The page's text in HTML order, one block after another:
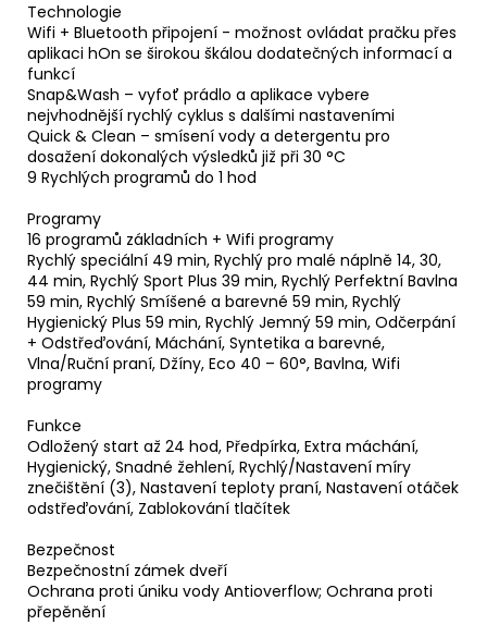
Technologie
Wifi + Bluetooth připojení - možnost ovládat pračku přes
aplikaci hOn se širokou škálou dodatečných informací a
funkcí
Snap&Wash – vyfoť prádlo a aplikace vybere
nejvhodnější rychlý cyklus s dalšími nastaveními
Quick & Clean – smísení vody a detergentu pro
dosažení dokonalých výsledků již při 30 °C
9 Rychlých programů do 1 hod
Programy
16 programů základních + Wifi programy
Rychlý speciální 49 min, Rychlý pro malé náplně 14, 30,
44 min, Rychlý Sport Plus 39 min, Rychlý Perfektní Bavlna
59 min, Rychlý Smíšené a barevné 59 min, Rychlý
Hygienický Plus 59 min, Rychlý Jemný 59 min, Odčerpání
+ Odstřeďování, Máchání, Syntetika a barevné,
Vlna/Ruční praní, Džíny, Eco 40 – 60°, Bavlna, Wifi
programy
Funkce
Odložený start až 24 hod, Předpírka, Extra máchání,
Hygienický, Snadné žehlení, Rychlý/Nastavení míry
znečištění (3), Nastavení teploty praní, Nastavení otáček
odstřeďování, Zablokování tlačítek
Bezpečnost
Bezpečnostní zámek dveří
Ochrana proti úniku vody Antioverflow; Ochrana proti
přepěnění